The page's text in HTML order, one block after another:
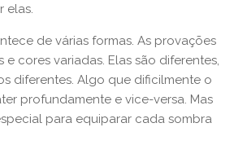
elas.
de várias formas. As provações
cores variadas. Elas são diferentes,
diferentes. Algo que dificilmente o
profundamente e vice-versa. Mas
para equiparar cada sombra